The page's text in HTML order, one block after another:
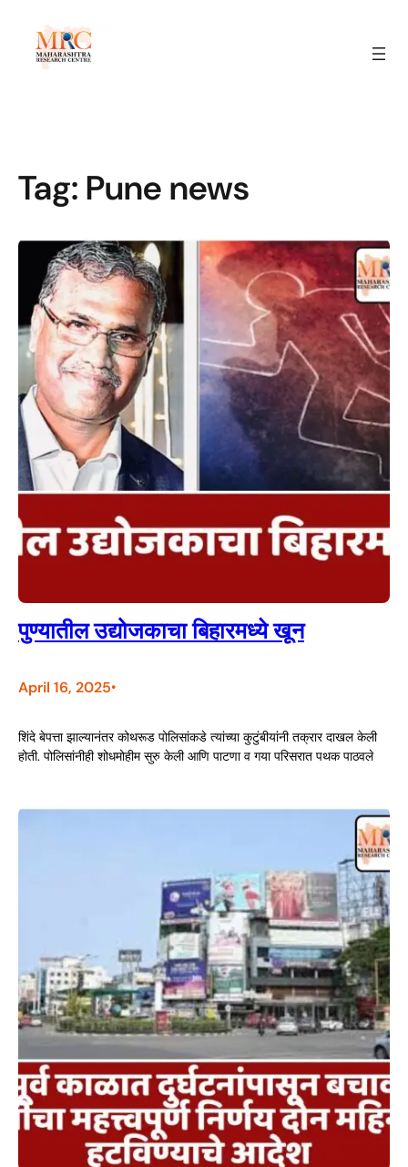
Tag: Pune news
पुण्यातील उद्योजकाचा बिहारमध्ये खून
April 16, 2025•
शिंदे बेपत्ता झाल्यानंतर कोथरूड पोलिसांकडे त्यांच्या कुटुंबीयांनी तक्रार दाखल केली
होती. पोलिसांनीही शोधमोहीम सुरु केली आणि पाटणा व गया परिसरात पथक पाठवले